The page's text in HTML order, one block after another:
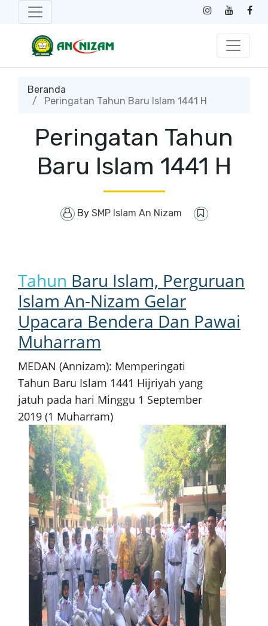
Beranda
Peringatan Tahun Baru Islam 1441 H
Peringatan Tahun
Baru Islam 1441 H
By SMP Islam An Nizam
Tahun Baru Islam, Perguruan
Islam An-Nizam Gelar
Upacara Bendera Dan Pawai
Muharram
MEDAN (Annizam): Memperingati
Tahun Baru Islam 1441 Hijriyah yang
jatuh pada hari Minggu 1 September
2019 (1 Muharram)